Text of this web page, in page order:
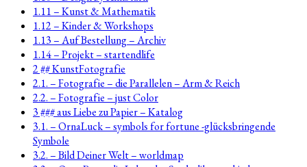
1.11 – Kunst & Mathematik
1.12 – Kinder & Workshops
1.13 – Auf Bestellung – Archiv
1.14 – Projekt – startendlife
2 ## KunstFotografie
2.1. – Fotografie – die Parallelen – Arm & Reich
2.2. – Fotografie – just Color
3 ### aus Liebe zu Papier – Katalog
3.1. – OrnaLuck – symbols for fortune -glücksbringende
Symbole
3.2. – Bild Deiner Welt – worldmap